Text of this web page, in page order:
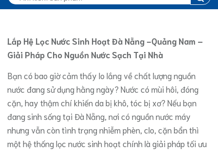
kiếm:
Lắp Hệ Lọc Nước Sinh Hoạt Đà Nẵng -Quảng Nam –
Giải Pháp Cho Nguồn Nước Sạch Tại Nhà
Bạn có bao giờ cảm thấy lo lắng về chất lượng nguồn
nước đang sử dụng hằng ngày? Nước có mùi hôi, đóng
cặn, hay thậm chí khiến da bị khô, tóc bị xơ? Nếu bạn
đang sinh sống tại Đà Nẵng, nơi có nguồn nước máy
nhưng vẫn còn tình trạng nhiễm phèn, clo, cặn bẩn thì
một hệ thống lọc nước sinh hoạt chính là giải pháp tối ưu